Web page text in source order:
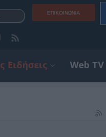
ΕΠΙΚΟΙΝΩΝΊΑ
Ειδήσεις Web TV